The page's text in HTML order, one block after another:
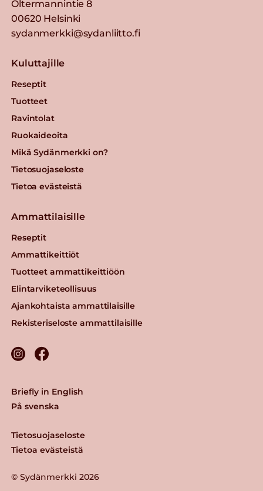
Oltermannintie 8
00620 Helsinki
sydanmerkki@sydanliitto.fi
Kuluttajille
Reseptit
Tuotteet
Ravintolat
Ruokaideoita
Mikä Sydänmerkki on?
Tietosuojaseloste
Tietoa evästeistä
Ammattilaisille
Reseptit
Ammattikeittiöt
Tuotteet ammattikeittiöön
Elintarviketeollisuus
Ajankohtaista ammattilaisille
Rekisteriseloste ammattilaisille
© Sydänmerkki 2026
Tietosuojaseloste
Tietoa evästeistä
Briefly in English
På svenska